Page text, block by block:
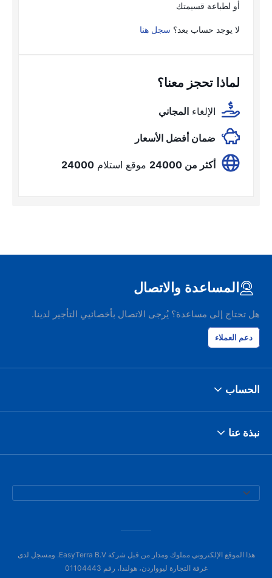
أو لطباعة قسيمتك
لا يوجد حساب بعد؟ سجل هنا
لماذا تحجز معنا؟
الإلغاء المجاني
ضمان أفضل الأسعار
أكثر من 24000 موقع استلام 24000
المساعدة والاتصال
هل تحتاج إلى مساعدة؟ يُرجى الاتصال بأخصائيي التأجير لدينا.
دعم العملاء
الحساب
نبذة عنا
هذا الموقع الإلكتروني مملوك ومدار من قبل شركة EasyTerra B.V. ومسجل لدى
غرفة التجارة ليوواردن، هولندا، رقم 01104443